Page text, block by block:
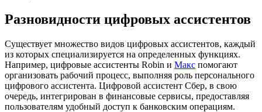
Разновидности цифровых ассистентов
Существует множество видов цифровых ассистентов, каждый
из которых специализируется на определенных функциях.
Например, цифровые ассистенты Robin и Макс помогают
организовать рабочий процесс, выполняя роль персонального
цифрового ассистента. Цифровой ассистент Сбер, в свою
очередь, интегрирован в финансовые сервисы, предоставляя
пользователям удобный доступ к банковским операциям.